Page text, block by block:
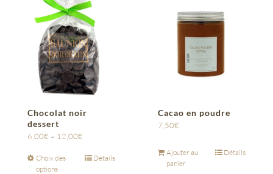
Chocolat noir
dessert
6,00€ – 12,00€
Choix des
options
Détails
Cacao en poudre
7,50€
Ajouter au
panier
Détails